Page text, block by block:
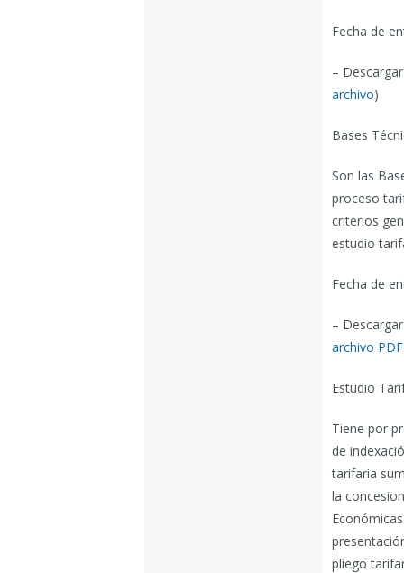
Fecha de
–
archivo)
Bases
Son las
proceso
criterios
estudio
Fecha de
–
archivo PDF
Estudio
Tiene por
de
tarifaria
la
pliego